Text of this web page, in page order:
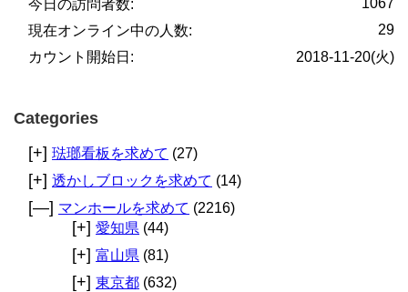
今日の訪問者数:
29
現在オンライン中の人数:
2018-11-20(火)
カウント開始日:
Categories
[+] 琺瑯看板を求めて (27)
[+] 透かしブロックを求めて (14)
[—] マンホールを求めて (2216)
[+] 愛知県 (44)
[+] 富山県 (81)
[+] 東京都 (632)